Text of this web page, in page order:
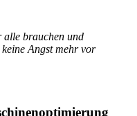
alle brauchen und
Angst mehr vor